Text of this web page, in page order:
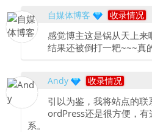
自媒体博客 收录情况
感觉博主这是锅从天上来
结果还被倒打一耙~~~真
Andy 收录情况
引以为鉴，我将站点的
ordPress还是很方便，
系。